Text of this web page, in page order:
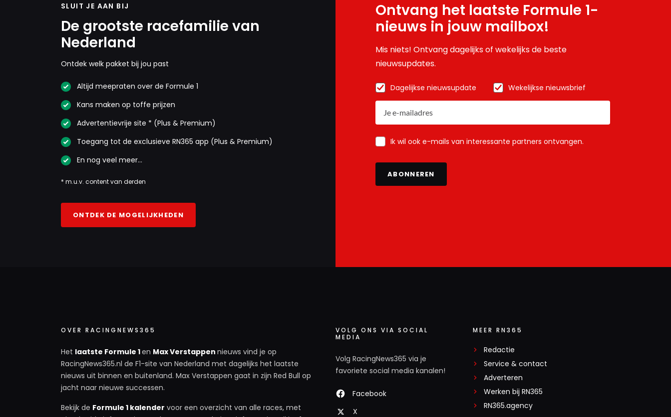
SLUIT JE AAN BIJ
De grootste racefamilie van
Nederland
Ontdek welk pakket bij jou past
Altijd meepraten over de Formule 1
Kans maken op toffe prijzen
Advertentievrije site * (Plus & Premium)
Toegang tot de exclusieve RN365 app (Plus & Premium)
En nog veel meer…
* m.u.v. content van derden
ONTDEK DE MOGELIJKHEDEN
Ontvang het laatste Formule 1-
nieuws in jouw mailbox!
Mis niets! Ontvang dagelijks of wekelijks de beste
nieuwsupdates.
Dagelijkse nieuwsupdate Wekelijkse nieuwsbrief
Ik wil ook e-mails van interessante partners ontvangen.
ABONNEREN
OVER RACINGNEWS365
Het laatste Formule 1en Max Verstappen nieuws vind je op
RacingNews365.nl de F1-site van Nederland met dagelijks het laatste
nieuws uit binnen en buitenland. Max Verstappen gaat in zijn Red Bull op
jacht naar nieuwe successen.
Bekijk de Formule 1 kalender voor een overzicht van alle races, met
VOLG ONS VIA SOCIAL
MEDIA
Volg RacingNews365 via je
favoriete social media kanalen!
Facebook
X
MEER RN365
Redactie
Service & contact
Adverteren
Werken bij RN365
RN365.agency